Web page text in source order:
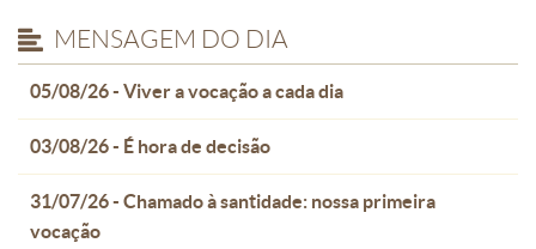
MENSAGEM DO DIA
05/08/26 - Viver a vocação a cada dia
03/08/26 - É hora de decisão
31/07/26 - Chamado à santidade: nossa primeira
vocação